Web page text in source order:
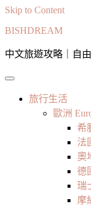
Skip to Content
BISHDREAM
中文旅遊攻略｜自
旅行生活
歐洲
希
法
奧
德
瑞
摩